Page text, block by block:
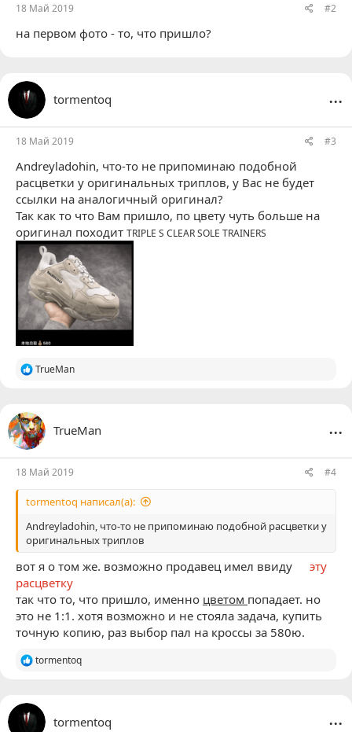
18 Май 2019 #2
на первом фото - то, что пришло?
tormentoq ...
18 Май 2019 #3
Andreyladohin, что-то не припоминаю подобной
расцветки у оригинальных триплов, у Вас не будет
ссылки на аналогичный оригинал?
Так как то что Вам пришло, по цвету чуть больше на
оригинал походит TRIPLE S CLEAR SOLE TRAINERS
Р
ц
и
и
:
TrueMan
TrueMan ...
18 Май 2019 #4
tormentoq написал(а):
Andreyladohin, что-то не припоминаю подобной расцветки у
оригинальных триплов
вот я о том же. возможно продавец имел ввиду
эту
расцветку
так что то, что пришло, именно цветом попадает. но
это не 1:1. хотя возможно и не стояла задача, купить
точную копию, раз выбор пал на кроссы за 580ю.
Р
ц
tormentoq
tormentoq ...